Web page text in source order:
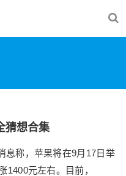
猜想合集
息称，苹果将在9月17日举
1400元左右。目前，